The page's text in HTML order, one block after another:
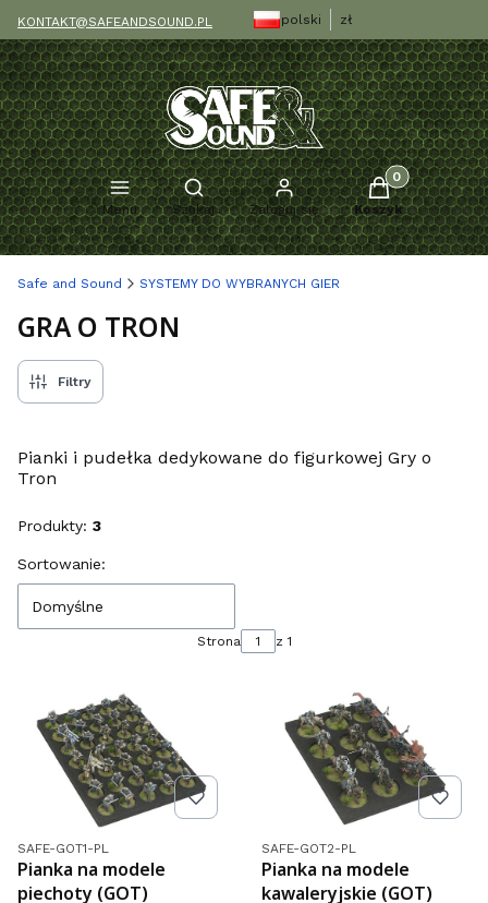
KONTAKT@SAFEANDSOUND.PL polski zł
Menu
Otwórz wyszukiwarkę
Szukaj Zaloguj się
Produkty w
Koszyk
Safe and Sound SYSTEMY DO WYBRANYCH GIER
GRA O TRON
Filtry
Pianki i pudełka dedykowane do figurkowej Gry o
Tron
Produkty: 3
Lista produktów
Sortowanie:
Domyślne
Strona z 1
Kod produktu
SAFE-GOT1-PL
Pianka na modele
piechoty (GOT)
Kod produktu
SAFE-GOT2-PL
Pianka na modele
kawaleryjskie (GOT)